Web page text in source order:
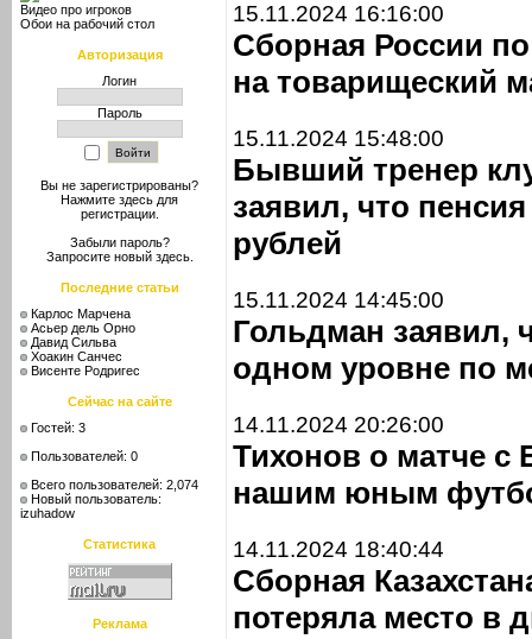
Видео про игроков
Обои на рабочий стол
Авторизация
Логин
Пароль
Вы не зарегистрированы?
Нажмите здесь для
регистрации.
Забыли пароль?
Запросите новый здесь.
Последние статьи
Карлос Марчена
Асьер дель Орно
Давид Сильва
Хоакин Санчес
Висенте Родригес
Сейчас на сайте
Гостей: 3
Пользователей: 0
Всего пользователей: 2,074
Новый пользователь:
izuhadow
Статистика
Реклама
15.11.2024 16:16:00
Сборная России
на товарищеский
15.11.2024 15:48:00
Бывший тренер
заявил, что
рублей
15.11.2024 14:45:00
Гольдман заявил,
одном уровне по
14.11.2024 20:26:00
Тихонов о матче
нашим юным
14.11.2024 18:40:44
Сборная
потеряла место в